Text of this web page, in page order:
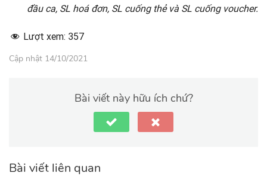
đầu ca, SL hoá đơn, SL cuống thẻ và SL cuống voucher.
Lượt xem: 357
Cập nhật 14/10/2021
Bài viết này hữu ích chứ?
Bài viết liên quan